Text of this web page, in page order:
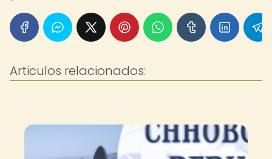
Articulos relacionados: